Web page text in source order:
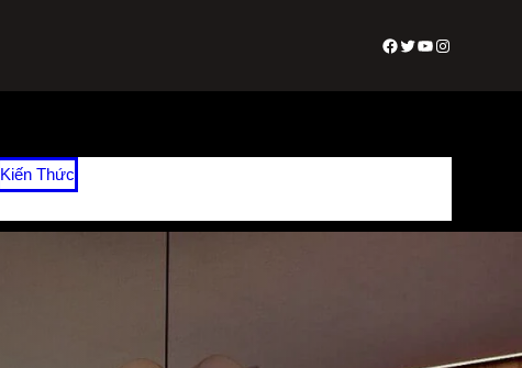
Facebook
Twitter
Youtube
Instagram
Kiến Thức